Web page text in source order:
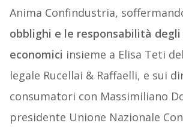
Anima Confindustria,
obblighi e le responsabilità
economici insieme a Elisa Teti
legale Rucellai & Raffaelli, e sui
consumatori con Massimiliano
presidente Unione Nazionale